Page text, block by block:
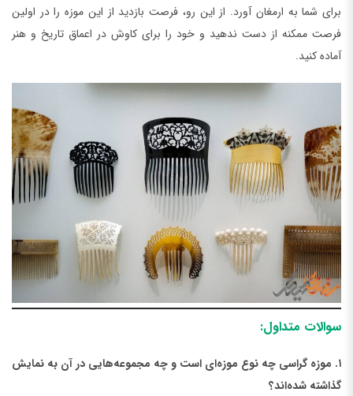
برای شما به ارمغان آورد. از این رو، فرصت بازدید از این موزه را در اولین
فرصت ممکنه از دست ندهید و خود را برای کاوش در اعماق تاریخ و هنر
آماده کنید.
سوالات متداول:
۱. موزه گراسی چه نوع موزه‌ای است و چه مجموعه‌هایی در آن به نمایش
گذاشته شده‌اند؟